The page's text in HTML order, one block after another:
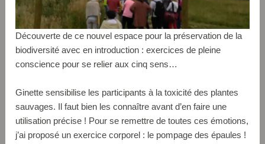
Découverte de ce nouvel espace pour la préservation de la
biodiversité avec en introduction : exercices de pleine
conscience pour se relier aux cinq sens…
Ginette sensibilise les participants à la toxicité des plantes
sauvages. Il faut bien les connaître avant d’en faire une
utilisation précise ! Pour se remettre de toutes ces émotions,
j’ai proposé un exercice corporel : le pompage des épaules !